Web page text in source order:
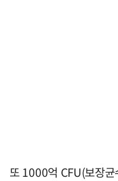
또 1000억 CFU(보장